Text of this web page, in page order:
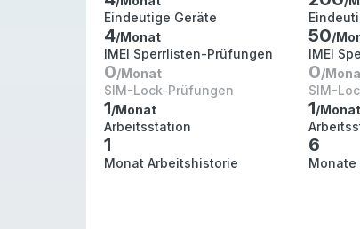
Eindeutige Geräte
4/Monat
IMEI Sperrlisten-Prüfungen
0/Monat
SIM-Lock-Prüfungen
1/Monat
Arbeitsstation
1
Monat Arbeitshistorie
50/
IMEI
0/
SIM-
1/Monat
6
Monate